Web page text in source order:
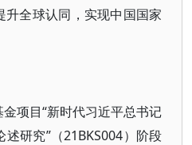
升全球认同，实现中国国家
金项目“新时代习近平总书记
研究”（21BKS004）阶段